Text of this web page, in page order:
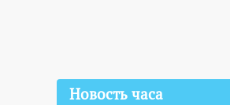
Новость часа